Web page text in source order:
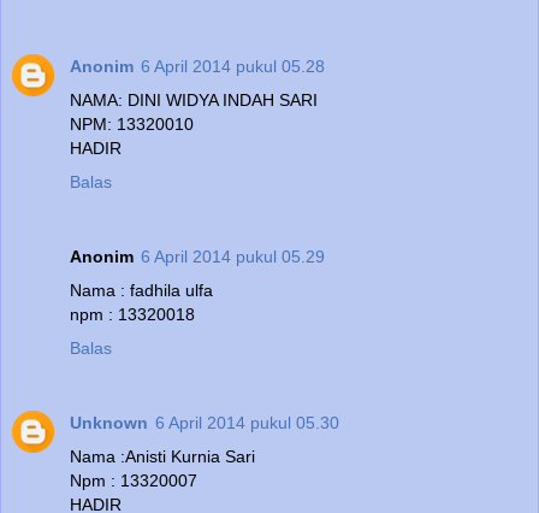
Anonim 6 April 2014 pukul 05.28
NAMA: DINI WIDYA INDAH SARI
NPM: 13320010
HADIR
Balas
Anonim 6 April 2014 pukul 05.29
Nama : fadhila ulfa
npm : 13320018
Balas
Unknown 6 April 2014 pukul 05.30
Nama :Anisti Kurnia Sari
Npm : 13320007
HADIR